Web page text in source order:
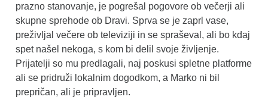
prazno stanovanje, je pogrešal pogovore ob večerji ali
skupne sprehode ob Dravi. Sprva se je zaprl vase,
preživljal večere ob televiziji in se spraševal, ali bo kdaj
spet našel nekoga, s kom bi delil svoje življenje.
Prijatelji so mu predlagali, naj poskusi spletne platforme
ali se pridruži lokalnim dogodkom, a Marko ni bil
prepričan, ali je pripravljen.